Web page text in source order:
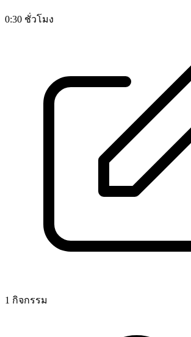
0:30 ชั่วโมง
1 กิจกรรม